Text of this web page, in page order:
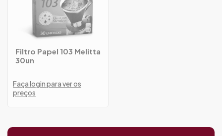
Filtro Papel 103 Melitta
30un
Faça login para ver os
preços